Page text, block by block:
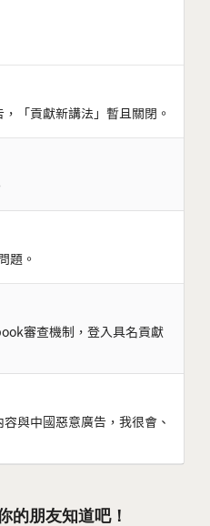
「貢獻新講法」暫且關閉。
題。
審查機制，登入具名貢獻
與中國惡意廣告，我很會、
的朋友知道吧！